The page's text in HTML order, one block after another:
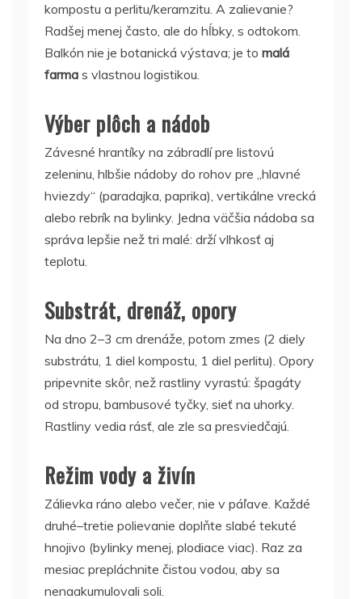
kompostu a perlitu/keramzitu. A zalievanie?
Radšej menej často, ale do hĺbky, s odtokom.
Balkón nie je botanická výstava; je to malá
farma s vlastnou logistikou.
Výber plôch a nádob
Závesné hrantíky na zábradlí pre listovú
zeleninu, hlbšie nádoby do rohov pre „hlavné
hviezdy“ (paradajka, paprika), vertikálne vrecká
alebo rebrík na bylinky. Jedna väčšia nádoba sa
správa lepšie než tri malé: drží vlhkosť aj
teplotu.
Substrát, drenáž, opory
Na dno 2–3 cm drenáže, potom zmes (2 diely
substrátu, 1 diel kompostu, 1 diel perlitu). Opory
pripevnite skôr, než rastliny vyrastú: špagáty
od stropu, bambusové tyčky, sieť na uhorky.
Rastliny vedia rásť, ale zle sa presviedčajú.
Režim vody a živín
Zálievka ráno alebo večer, nie v páľave. Každé
druhé–tretie polievanie doplňte slabé tekuté
hnojivo (bylinky menej, plodiace viac). Raz za
mesiac prepláchnite čistou vodou, aby sa
nenaakumulovali soli.